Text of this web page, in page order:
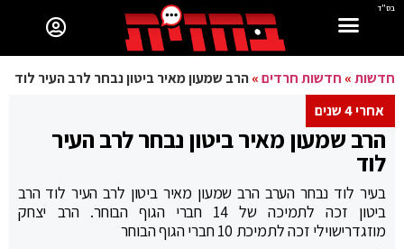
בס"ד
חדשות» חדשות חרדים»הרב שמעון מאיר ביטון נבחר לרב העיר לוד
אחרי 4 שנים
הרב שמעון מאיר ביטון נבחר לרב העיר
לוד
בעיר לוד נבחר הערב הרב שמעון מאיר ביטון לרב העיר לוד הרב
ביטון זכה לתמיכה של 14 חברי הגוף הבוחר. הרב יצחק
מוזגדרישוילי זכה לתמיכת 10 חברי הגוף הבוחר